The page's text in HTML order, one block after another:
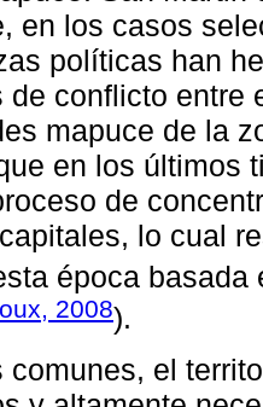
en los casos
políticas han
de conflicto entre
mapuce de la
en los últimos
de
lo cual
época basada
2008).
comunes, el